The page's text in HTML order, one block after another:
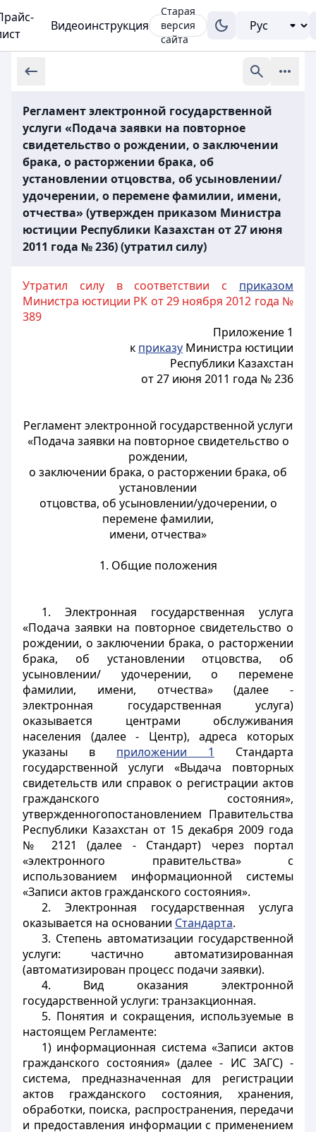
Видеоинструкция
Старая
версия
сайта
Регламент электронной государственной
услуги «Подача заявки на повторное
свидетельство о рождении, о заключении
брака, о расторжении брака, об
установлении отцовства, об усыновлении/
удочерении, о перемене фамилии, имени,
отчества» (утвержден приказом Министра
юстиции Республики Казахстан от 27 июня
2011 года № 236) (утратил силу)
Утратил силу в соответствии с приказом
Министра юстиции РК от 29 ноября 2012 года №
389
Приложение 1
к приказу Министра юстиции
Республики Казахстан
от 27 июня 2011 года № 236
Регламент электронной государственной услуги
«Подача заявки на повторное свидетельство о
рождении,
о заключении брака, о расторжении брака, об
установлении
отцовства, об усыновлении/удочерении, о
перемене фамилии,
имени, отчества»
1. Общие положения
1. Электронная государственная услуга
«Подача заявки на повторное свидетельство о
рождении, о заключении брака, о расторжении
брака, об установлении отцовства, об
усыновлении/ удочерении, о перемене
фамилии, имени, отчества» (далее -
электронная государственная услуга)
оказывается центрами обслуживания
населения (далее - Центр), адреса которых
указаны в приложении 1
Стандарта
государственной услуги «Выдача повторных
свидетельств или справок о регистрации актов
гражданского состояния»,
утвержденногопостановлением Правительства
Республики Казахстан от 15 декабря 2009 года
№ 2121 (далее - Стандарт) через портал
«электронного правительства» с
использованием информационной системы
«Записи актов гражданского состояния».
2. Электронная государственная услуга
оказывается на основании Стандарта.
3. Степень автоматизации государственной
услуги: частично автоматизированная
(автоматизирован процесс подачи заявки).
4. Вид оказания электронной
государственной услуги: транзакционная.
5. Понятия и сокращения, используемые в
настоящем Регламенте:
1) информационная система «Записи актов
гражданского состояния» (далее - ИС ЗАГС) -
система, предназначенная для регистрации
актов гражданского состояния, хранения,
обработки, поиска, распространения, передачи
и предоставления информации с применением